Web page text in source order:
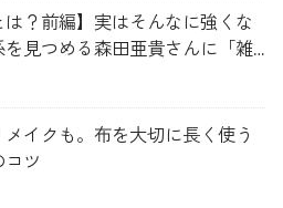
は？前編】実はそんなに強くな
を見つめる森田亜貴さんに「雑
イクも。布を大切に長く使う
ツ